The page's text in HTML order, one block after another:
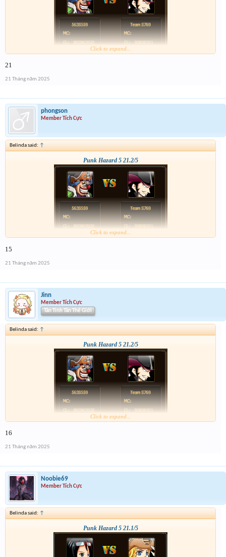
Click to expand...
21
21 Tháng năm 2025
phongson
Member Tích Cực
Belinda said: ↑
Punk Hazard 5 21.2/5
Click to expand...
15
21 Tháng năm 2025
Jinn
Member Tích Cực
Tân Tinh Tân Thế Giới
Belinda said: ↑
Punk Hazard 5 21.2/5
Click to expand...
16
21 Tháng năm 2025
Noobie69
Member Tích Cực
Belinda said: ↑
Punk Hazard 5 21.1/5